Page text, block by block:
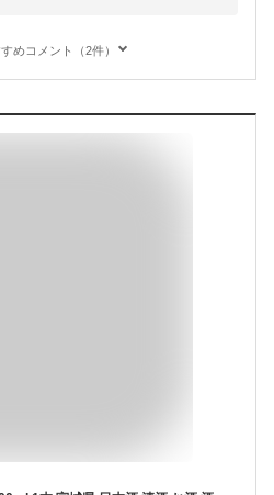
めコメント（2件）